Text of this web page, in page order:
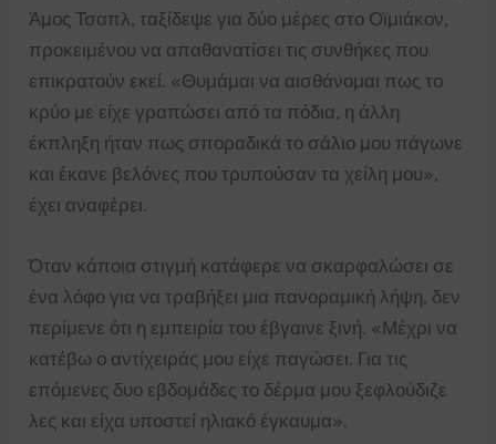
Άμος Τσαπλ, ταξίδεψε για δύο μέρες στο Οϊμιάκον,
προκειμένου να απαθανατίσει τις συνθήκες που
επικρατούν εκεί. «Θυμάμαι να αισθάνομαι πως το
κρύο με είχε γραπώσει από τα πόδια, η άλλη
έκπληξη ήταν πως σποραδικά το σάλιο μου πάγωνε
και έκανε βελόνες που τρυπούσαν τα χείλη μου»,
έχει αναφέρει.
Όταν κάποια στιγμή κατάφερε να σκαρφαλώσει σε
ένα λόφο για να τραβήξει μια πανοραμική λήψη, δεν
περίμενε ότι η εμπειρία του έβγαινε ξινή. «Μέχρι να
κατέβω ο αντίχειράς μου είχε παγώσει. Για τις
επόμενες δυο εβδομάδες το δέρμα μου ξεφλούδιζε
λες και είχα υποστεί ηλιακό έγκαυμα».